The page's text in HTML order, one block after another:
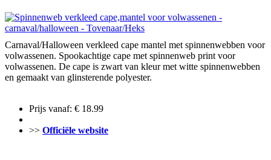
Carnaval/Halloween verkleed cape mantel met spinnenwebben voor
volwassenen. Spookachtige cape met spinnenweb print voor
volwassenen. De cape is zwart van kleur met witte spinnenwebben
en gemaakt van glinsterende polyester.
Prijs vanaf: € 18.99
>> Officiële website